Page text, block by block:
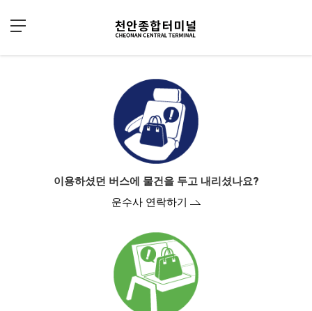
이용하셨던 버스에 물건을 두고 내리셨나요?
운수사 연락하기